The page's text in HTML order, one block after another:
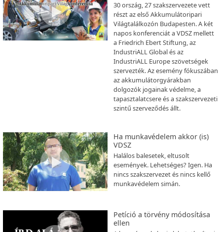
30 ország, 27 szakszervezete vett
részt az első Akkumulátoripari
Világtalálkozón Budapesten. A két
napos konferenciát a VDSZ mellett
a Friedrich Ebert Stiftung, az
IndustriALL Global és az
IndustriALL Europe szövetségek
szervezték. Az esemény fókuszában
az akkumulátorgyárakban
dolgozók jogainak védelme, a
tapasztalatcsere és a szakszervezeti
szintű szerveződés állt.
Ha munkavédelem akkor (is)
VDSZ
Halálos balesetek, eltusolt
események. Lehetséges? Igen. Ha
nincs szakszervezet és nincs kellő
munkavédelem simán.
Petíció a törvény módosítása
ellen